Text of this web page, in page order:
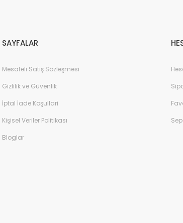
SAYFALAR
Mesafeli Satış Sözleşmesi
Gizlilik ve Güvenlik
İptal İade Koşullari
Kişisel Veriler Politikası
Bloglar